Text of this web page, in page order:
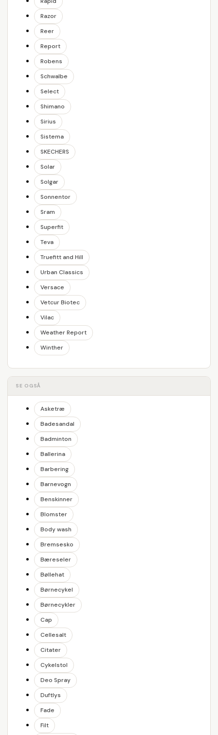
Razor
Reer
Report
Robens
Schwalbe
Select
Shimano
Sirius
Sistema
SKECHERS
Solar
Solgar
Sonnentor
Sram
Superfit
Teva
Truefitt and Hill
Urban Classics
Versace
Vetcur Biotec
Vilac
Weather Report
Winther
SE OGSÅ
Asketræ
Badesandal
Badminton
Ballerina
Barbering
Barnevogn
Benskinner
Blomster
Body wash
Bremsesko
Bæreseler
Bøllehat
Børnecykel
Børnecykler
Cap
Cellesalt
Citater
Cykelstol
Deo Spray
Duftlys
Fade
Filt